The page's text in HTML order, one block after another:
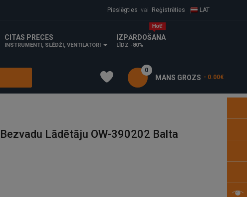
Pieslēgties vai Reģistrēties LAT
CITAS PRECES
INSTRUMENTI, SLĒDŽI, VENTILATORI
IZPĀRDOŠANA
LĪDZ -80%
MANS GROZS
0
- 0.00€
Lādētāju OW-390202 Balta